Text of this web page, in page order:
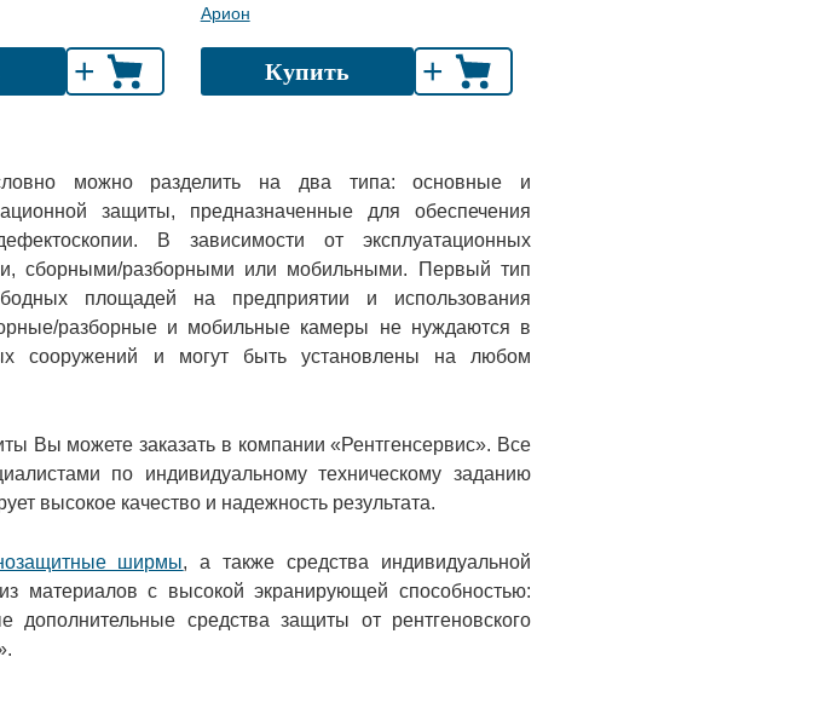
+
Арион
Купить +
можно разделить на два типа: основные и
защиты, предназначенные для обеспечения
В зависимости от эксплуатационных
сборными/разборными или мобильными. Первый тип
площадей на предприятии и использования
разборные и мобильные камеры не нуждаются в
сооружений и могут быть установлены на любом
Вы можете заказать в компании «Рентгенсервис». Все
по индивидуальному техническому заданию
высокое качество и надежность результата.
ширмы, а также средства индивидуальной
материалов с высокой экранирующей способностью:
средства защиты от рентгеновского